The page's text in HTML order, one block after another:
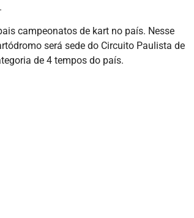
campeonatos de kart no país. Nesse
será sede do Circuito Paulista de
de 4 tempos do país.